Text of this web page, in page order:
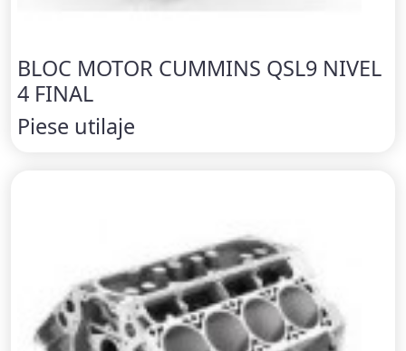
BLOC MOTOR CUMMINS QSL9 NIVEL
4 FINAL
Piese utilaje